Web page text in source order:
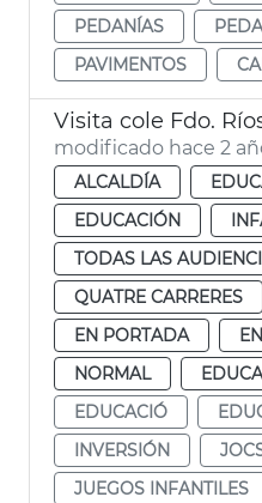
PEDANÍAS
PAVIMENTOS
Visita cole Fdo.
modificado hace 2
ALCALDÍA
EDUCACIÓN
TODAS LAS
QUATRE CARRERES
EN PORTADA
NORMAL
EDUCACIÓ
INVERSIÓN
JUEGOS INFANTILES